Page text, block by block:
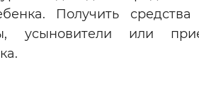
Получить средства
усыновители или